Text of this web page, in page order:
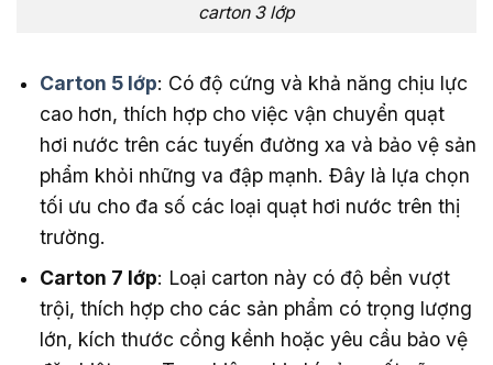
carton 3 lớp
Carton 5 lớp: Có độ cứng và khả năng chịu lực
cao hơn, thích hợp cho việc vận chuyển quạt
hơi nước trên các tuyến đường xa và bảo vệ sản
phẩm khỏi những va đập mạnh. Đây là lựa chọn
tối ưu cho đa số các loại quạt hơi nước trên thị
trường.
Carton 7 lớp: Loại carton này có độ bền vượt
trội, thích hợp cho các sản phẩm có trọng lượng
lớn, kích thước cồng kềnh hoặc yêu cầu bảo vệ